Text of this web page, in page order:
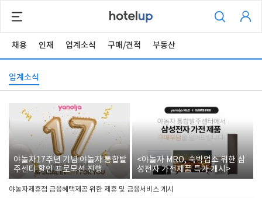
채용 인재 업계소식 구매/견적 부동산
업계소식
야놀자17주년 기념 야놀자 통합발
주센터 할인 프로모션 진행
<야놀자 MRO, 숙박업소 위한 삼
성전자 가전제품 특가 개시>
야놀자제휴점 금융혜택제공 위한 제휴 및 금융서비스 게시